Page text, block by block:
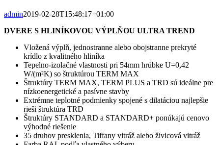
admin2019-02-28T15:48:17+01:00
DVERE S HLINÍKOVOU VÝPLŇOU ULTRA TREND
Vložená výplň, jednostranne alebo obojstranne prekryté
krídlo z kvalitného hliníka
Tepelno-izolačné vlastnosti pri 54mm hrúbke U=0,42
W/(m²K) so štruktúrou TERM MAX
Štruktúry TERM MAX, TERM PLUS a TRD sú ideálne pre
nízkoenergetické a pasívne stavby
Extrémne teplotné podmienky spojené s dilatáciou najlepšie
rieši štruktúra TRD
Štruktúry STANDARD a STANDARD+ ponúkajú cenovo
výhodné riešenie
35 druhov presklenia, Tiffany vitráž alebo živicová vitráž